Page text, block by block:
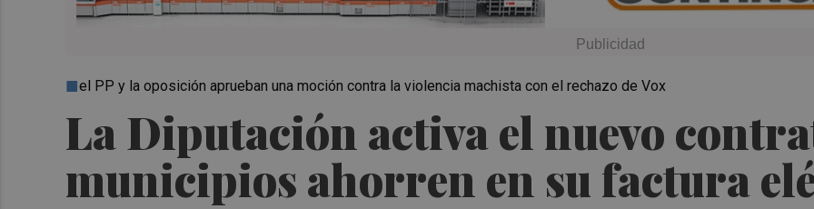
La Diputación activa el nuevo
municipios ahorren en su factura
el PP y la oposición aprueban una moción contra la violencia machista con el rechazo de Vox